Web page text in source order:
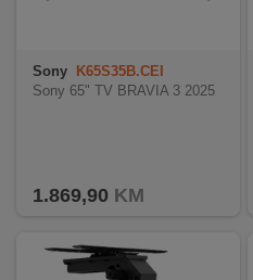
OZNAKE
UČINKOVITOSTI
Sony K65S35B.CEI
Sony 65" TV BRAVIA 3 2025
1.869,90 KM